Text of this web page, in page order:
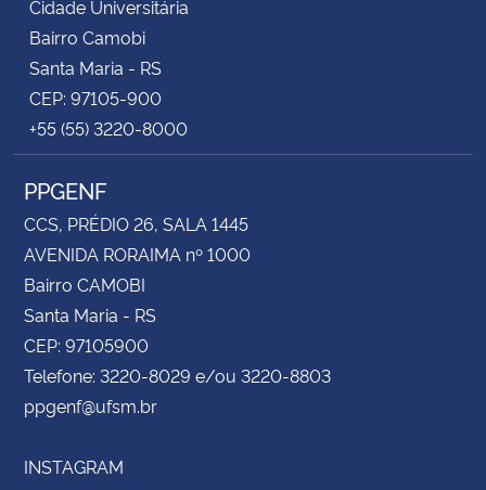
Cidade Universitária
Bairro Camobi
Santa Maria - RS
CEP: 97105-900
+55 (55) 3220-8000
PPGENF
CCS, PRÉDIO 26, SALA 1445
AVENIDA RORAIMA nº 1000
Bairro CAMOBI
Santa Maria - RS
CEP: 97105900
Telefone: 3220-8029 e/ou 3220-8803
ppgenf@ufsm.br
INSTAGRAM